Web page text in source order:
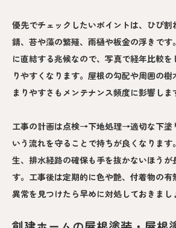
優先でチェックしたいポイントは、ひび割
錆、苔や藻の繁殖、雨樋や板金の浮きで
に直結する兆候なので、写真で経年比較
りやすくなります。屋根の勾配や周囲の
まりやすさもメンテナンス頻度に影響しま
工事の計画は点検→下地処理→適切な下塗
いう流れを守ることで持ちが良くなりま
生、排水経路の確保も手を抜かないほうが
す。工事後は定期的に色や艶、付着物の有
異常を見つけたら早めに対処しておきまし